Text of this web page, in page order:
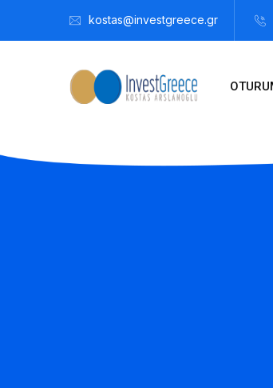
kostas@investgreece.gr